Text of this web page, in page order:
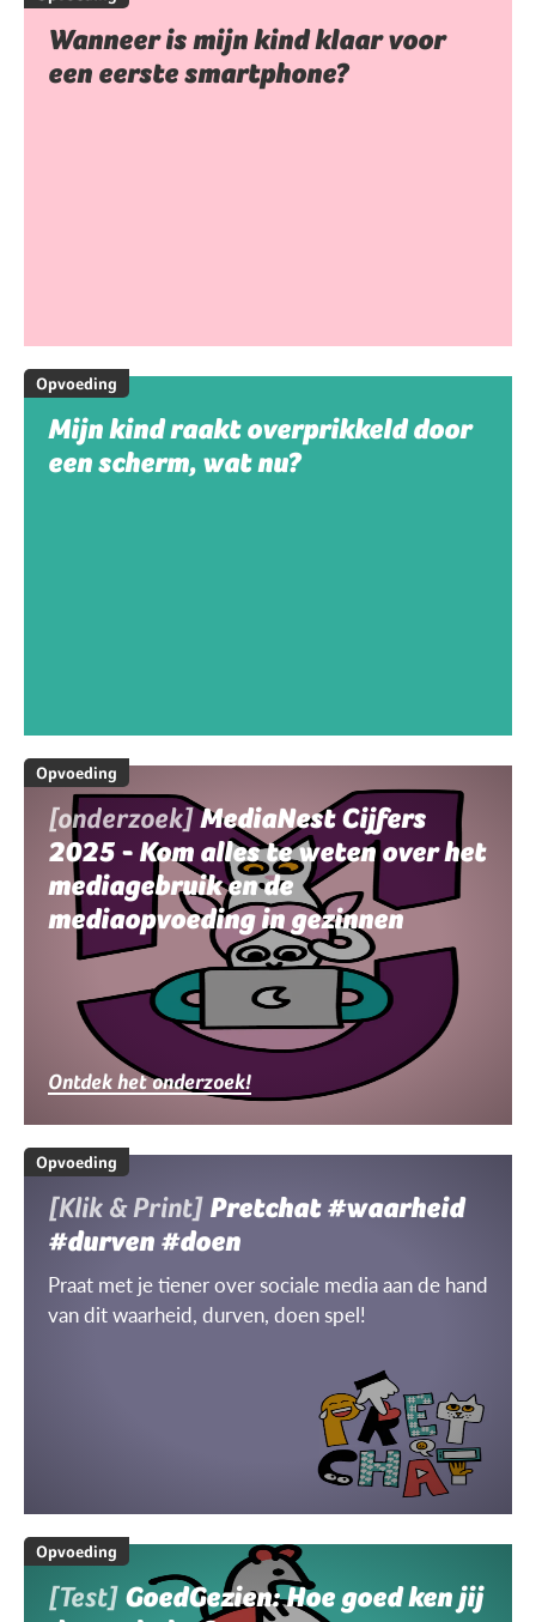
Wanneer is mijn kind klaar voor
een eerste smartphone?
Opvoeding
Mijn kind raakt overprikkeld door
een scherm, wat nu?
Opvoeding
[onderzoek]MediaNest Cijfers
2025 - Kom alles te weten over het
mediagebruik en de
mediaopvoeding in gezinnen
Ontdek het onderzoek!
Opvoeding
[Klik & Print] Pretchat #waarheid
#durven #doen
Praat met je tiener over sociale media aan de hand
van dit waarheid, durven, doen spel!
Opvoeding
[Test] GoedGezien: Hoe goed ken jij